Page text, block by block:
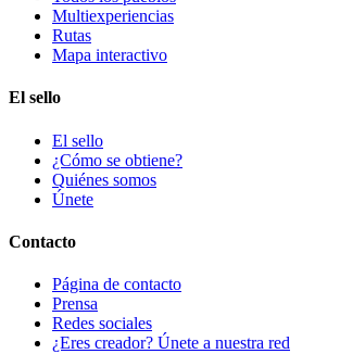
Multiexperiencias
Rutas
Mapa interactivo
El sello
El sello
¿Cómo se obtiene?
Quiénes somos
Únete
Contacto
Página de contacto
Prensa
Redes sociales
¿Eres creador? Únete a nuestra red